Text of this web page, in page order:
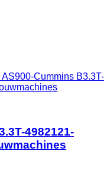
Cummins B3.3T-
4982121-